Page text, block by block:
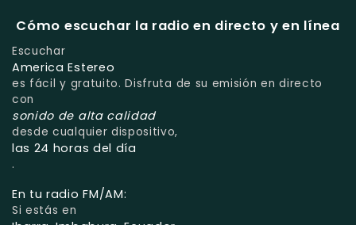
Cómo escuchar la radio en directo y en línea
Escuchar
America Estereo
es fácil y gratuito. Disfruta de su emisión en directo
con
sonido de alta calidad
desde cualquier dispositivo,
las 24 horas del día
.
En tu radio FM/AM:
Si estás en